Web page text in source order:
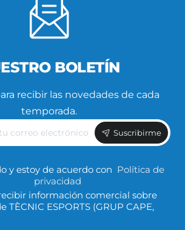
BOLETÍN
recibir las novedades de cada
temporada.
Suscribirme
y estoy de acuerdo con Política de
privacidad
información comercial sobre
TÈCNIC ESPORTS (GRUP CAPE,